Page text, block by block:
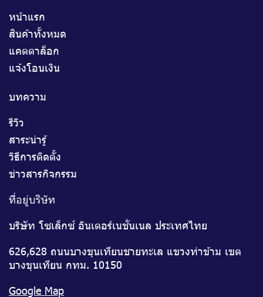
หน้าแรก
สินค้าทั้งหมด
แคตตาล็อก
แจ้งโอนเงิน
บทความ
รีวิว
สาระน่ารู้
วิธีการติดตั้ง
ข่าวสารกิจกรรม
ที่อยู่บริษัท
บริษัท โซเล็กซ์ อินเตอร์เนชั่นเนล ประเทศไทย
626,628 ถนนบางขุนเทียนชายทะเล แขวงท่าข้าม เขต
บางขุนเทียน กทม. 10150
Google Map